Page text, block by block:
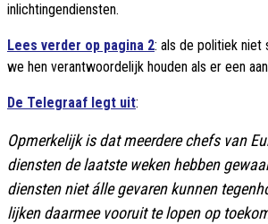
inlichtingendiensten.
Lees verder op pagina 2: als de politiek niet
we hen verantwoordelijk houden als er een
De Telegraaf legt uit:
Opmerkelijk is dat meerdere chefs van
diensten de laatste weken hebben
diensten niet álle gevaren kunnen
lijken daarmee vooruit te lopen op